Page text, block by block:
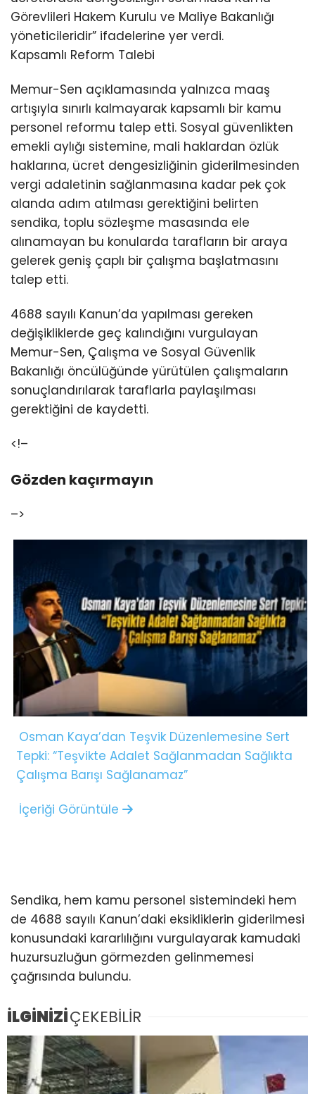
Görevlileri Hakem Kurulu ve Maliye Bakanlığı
yöneticileridir” ifadelerine yer verdi.
Kapsamlı Reform Talebi
Memur-Sen açıklamasında yalnızca maaş
artışıyla sınırlı kalmayarak kapsamlı bir kamu
personel reformu talep etti. Sosyal güvenlikten
emekli aylığı sistemine, mali haklardan özlük
haklarına, ücret dengesizliğinin giderilmesinden
vergi adaletinin sağlanmasına kadar pek çok
alanda adım atılması gerektiğini belirten
sendika, toplu sözleşme masasında ele
alınamayan bu konularda tarafların bir araya
gelerek geniş çaplı bir çalışma başlatmasını
talep etti.
4688 sayılı Kanun’da yapılması gereken
değişikliklerde geç kalındığını vurgulayan
Memur-Sen, Çalışma ve Sosyal Güvenlik
Bakanlığı öncülüğünde yürütülen çalışmaların
sonuçlandırılarak taraflarla paylaşılması
gerektiğini de kaydetti.
<!–
Gözden kaçırmayın
–>
Osman Kaya’dan Teşvik Düzenlemesine Sert
Tepki: “Teşvikte Adalet Sağlanmadan Sağlıkta
Çalışma Barışı Sağlanamaz”
İçeriği Görüntüle
Sendika, hem kamu personel sistemindeki hem
de 4688 sayılı Kanun’daki eksikliklerin giderilmesi
konusundaki kararlılığını vurgulayarak kamudaki
huzursuzluğun görmezden gelinmemesi
çağrısında bulundu.
İLGİNİZİÇEKEBİLİR